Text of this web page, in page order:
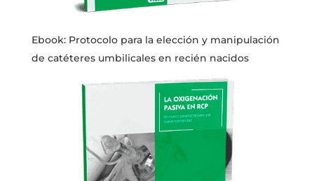
Ebook: Protocolo para la elección y manipulación
de catéteres umbilicales en recién nacidos